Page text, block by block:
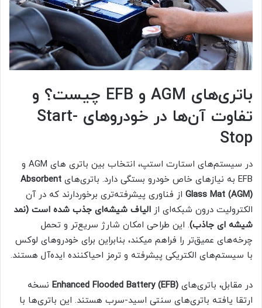
باتری‌های AGM و EFB چیست؟ و
تفاوت آن‌ها در خودروهای Start-
Stop
در سیستم‌های استارت استپ، انتخاب بین باتری های AGM و
EFB به نیازهای خاص خودرو بستگی دارد. باتری‌های
Absorbent
Glass Mat (AGM) از فناوری پیشرفته‌تری برخوردارند که در آن
الکترولیت درون شبکه‌ای از الیاف شیشه‌ای جذب شده است (نمد
شیشه ای جاذب). این طراحی امکان شارژ سریع‌تر و تحمل
چرخه‌های عمیق‌تر را فراهم میکند، بنابراین برای خودروهای لوکس
با سیستم‌های الکتریکی پیشرفته و ترمز احیاکننده ایده‌آل هستند.
در مقابل، باتری‌های (EFB) Enhanced Flooded Battery
نسخه
ارتقا یافته باتری‌های سنتی اسید-سرب هستند. این باتری‌ها با